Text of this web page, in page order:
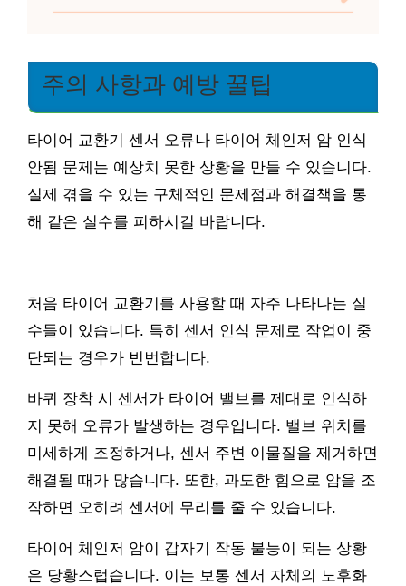
주의 사항과 예방 꿀팁
타이어 교환기 센서 오류나 타이어 체인저 암 인식
안됨 문제는 예상치 못한 상황을 만들 수 있습니다.
실제 겪을 수 있는 구체적인 문제점과 해결책을 통
해 같은 실수를 피하시길 바랍니다.
처음 타이어 교환기를 사용할 때 자주 나타나는 실
수들이 있습니다. 특히 센서 인식 문제로 작업이 중
단되는 경우가 빈번합니다.
바퀴 장착 시 센서가 타이어 밸브를 제대로 인식하
지 못해 오류가 발생하는 경우입니다. 밸브 위치를
미세하게 조정하거나, 센서 주변 이물질을 제거하면
해결될 때가 많습니다. 또한, 과도한 힘으로 암을 조
작하면 오히려 센서에 무리를 줄 수 있습니다.
타이어 체인저 암이 갑자기 작동 불능이 되는 상황
은 당황스럽습니다. 이는 보통 센서 자체의 노후화